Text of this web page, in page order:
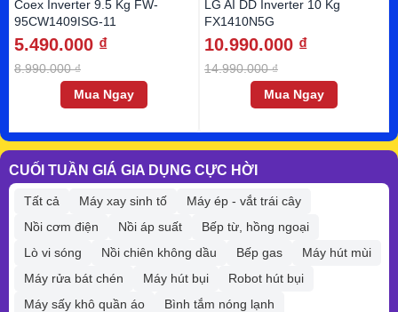
Coex Inverter 9.5 Kg FW-
95CW1409ISG-11
5.490.000 ₫
8.990.000 ₫
Mua Ngay
LG AI DD Inverter 10 Kg
FX1410N5G
10.990.000 ₫
14.990.000 ₫
Mua Ngay
CUỐI TUẦN GIÁ GIA DỤNG CỰC HỜI
Tất cả Máy xay sinh tố
Máy ép - vắt trái cây
Nồi cơm điện
Nồi áp suất
Bếp từ, hồng ngoại
Lò vi sóng
Nồi chiên không dầu Bếp gas
Máy hút mùi
Máy rửa bát chén
Máy hút bụi
Robot hút bụi
Máy sấy khô quần áo
Bình tắm nóng lạnh